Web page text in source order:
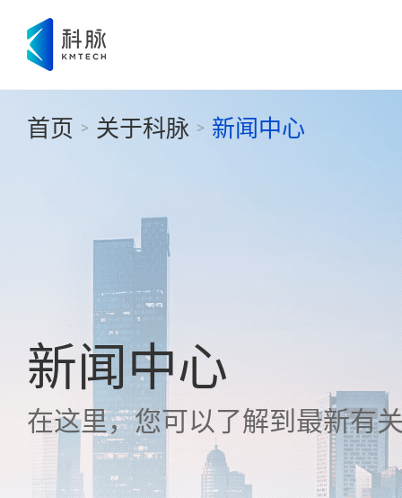
首页 > 关于科脉 > 新闻中心
新闻中心
在这里，您可以了解到最新有